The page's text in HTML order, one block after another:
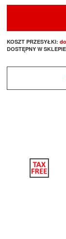
KOSZT PRZESYŁKI:
DOSTĘPNY W